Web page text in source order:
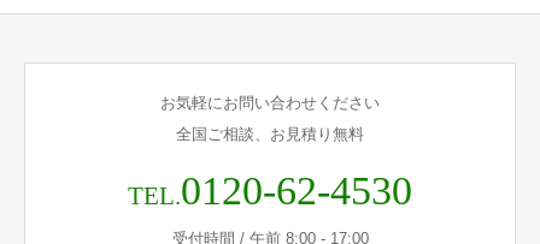
お気軽にお問い合わせください
全国ご相談、お見積り無料
TEL.0120-62-4530
受付時間 / 午前 8:00 - 17:00